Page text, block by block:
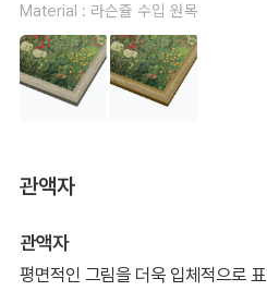
Material : 라슨쥴 수입 원목
관액자
관액자
평면적인 그림을 더욱 입체적으로